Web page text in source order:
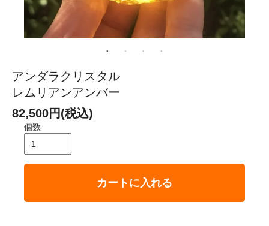
アンダラクリスタル
レムリアンアンバー
82,500円(税込)
個数
カートに入れる